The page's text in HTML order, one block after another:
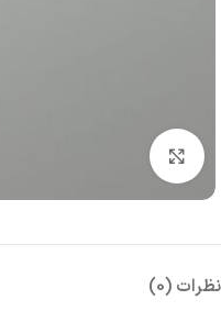
نظرات (0)